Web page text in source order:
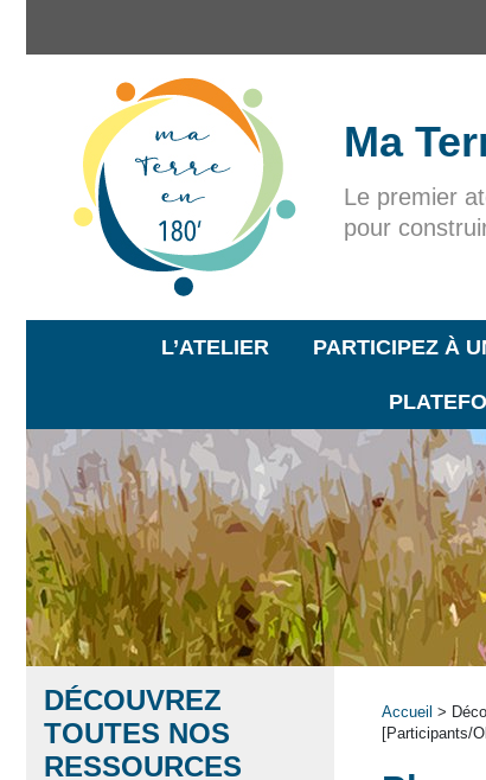
Ma
Le premier
pour
L’ATELIER PARTICIPEZ À
DÉCOUVREZ
TOUTES NOS
RESSOURCES
Accueil >
[Participants/